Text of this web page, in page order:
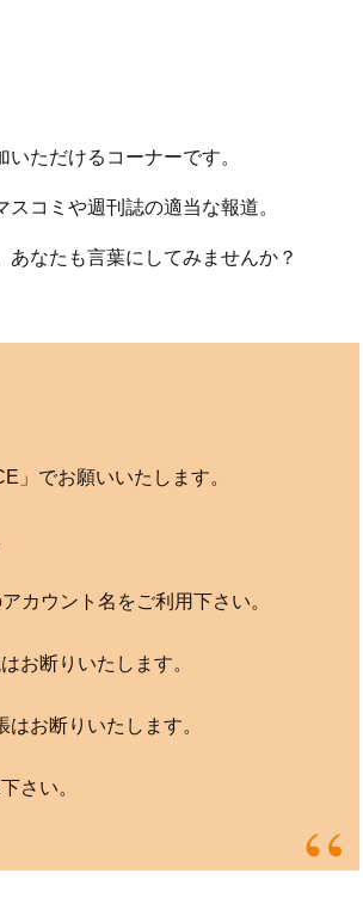
ただけるコーナーです。
コミや週刊誌の適当な報道。
あなたも言葉にしてみませんか？
」でお願いいたします。
カウント名をご利用下さい。
お断りいたします。
お断りいたします。
さい。